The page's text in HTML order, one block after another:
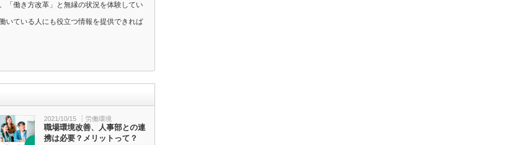
「働き方改革」と無縁の状況を体験してい
いている人にも役立つ情報を提供できれば
2021/10/15 労働環境
職場環境改善、人事部との連
携は必要？メリットって？